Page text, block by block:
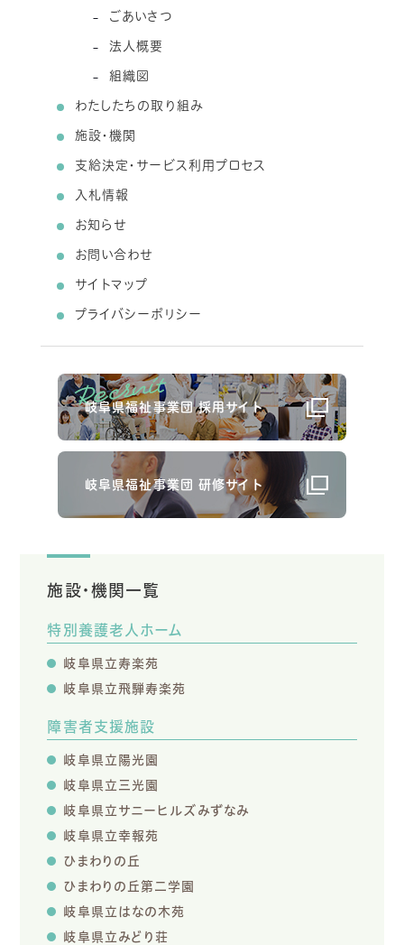
ごあいさつ
法人概要
組織図
わたしたちの取り組み
施設・機関
支給決定・サービス利用プロセス
入札情報
お知らせ
お問い合わせ
サイトマップ
プライバシーポリシー
岐阜県福祉事業団 採用サイト
岐阜県福祉事業団 研修サイト
施設・機関一覧
特別養護老人ホーム
岐阜県立寿楽苑
岐阜県立飛騨寿楽苑
障害者支援施設
岐阜県立陽光園
岐阜県立三光園
岐阜県立サニーヒルズみずなみ
岐阜県立幸報苑
ひまわりの丘
ひまわりの丘第二学園
岐阜県立はなの木苑
岐阜県立みどり荘